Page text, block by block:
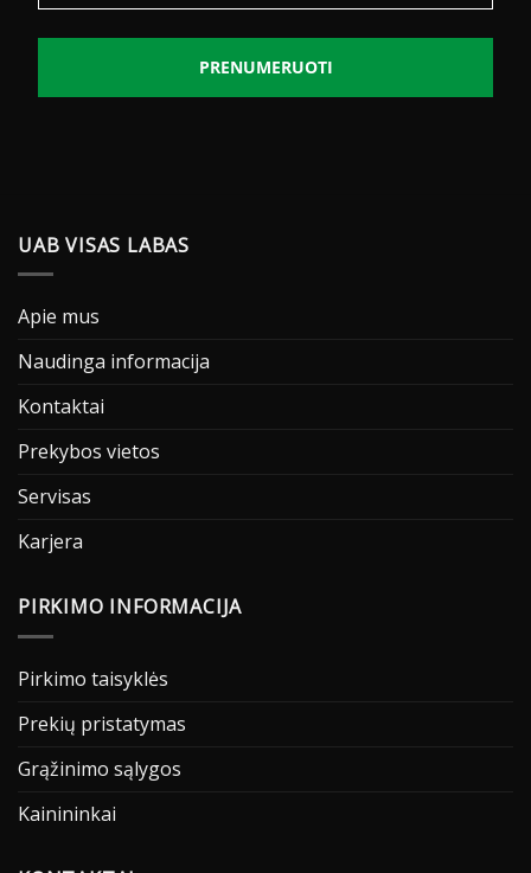
PRENUMERUOTI
UAB VISAS LABAS
Apie mus
Naudinga informacija
Kontaktai
Prekybos vietos
Servisas
Karjera
PIRKIMO INFORMACIJA
Pirkimo taisyklės
Prekių pristatymas
Grąžinimo sąlygos
Kainininkai